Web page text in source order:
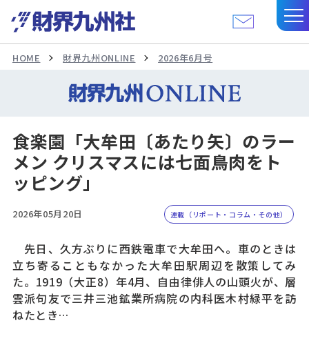
HOME 財界九州ONLINE 2026年6月号
食楽園「大牟田〔あたり矢〕のラー
メン クリスマスには七面鳥肉をト
ッピング」
2026年05月20日 連載（リポート・コラム・その他）
先日、久方ぶりに西鉄電車で大牟田へ。車のときは
立ち寄ることもなかった大牟田駅周辺を散策してみ
た。1919（大正8）年4月、自由律俳人の山頭火が、層
雲派句友で三井三池鉱業所病院の内科医木村緑平を訪
ねたとき…